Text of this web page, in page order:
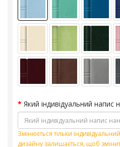
Який індивідуальний напис
Змінюється тільки
дизайну залишається, щоб